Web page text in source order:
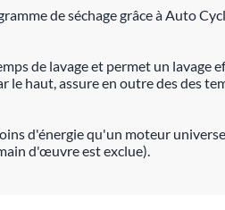
de séchage grâce à Auto
de lavage et permet un lavage
haut, assure en outre des des
d'énergie qu'un moteur
d'œuvre est exclue).